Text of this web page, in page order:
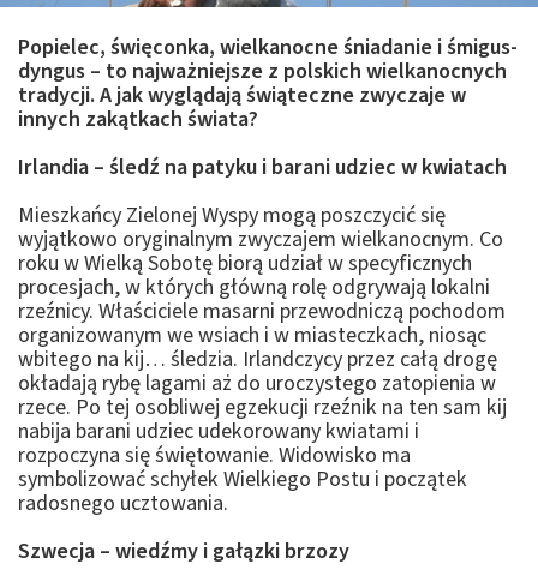
Popielec, święconka, wielkanocne śniadanie i śmigus-
dyngus – to najważniejsze z polskich wielkanocnych
tradycji. A jak wyglądają świąteczne zwyczaje w
innych zakątkach świata?
Irlandia – śledź na patyku i barani udziec w kwiatach
Mieszkańcy Zielonej Wyspy mogą poszczycić się
wyjątkowo oryginalnym zwyczajem wielkanocnym. Co
roku w Wielką Sobotę biorą udział w specyficznych
procesjach, w których główną rolę odgrywają lokalni
rzeźnicy. Właściciele masarni przewodniczą pochodom
organizowanym we wsiach i w miasteczkach, niosąc
wbitego na kij… śledzia. Irlandczycy przez całą drogę
okładają rybę lagami aż do uroczystego zatopienia w
rzece. Po tej osobliwej egzekucji rzeźnik na ten sam kij
nabija barani udziec udekorowany kwiatami i
rozpoczyna się świętowanie. Widowisko ma
symbolizować schyłek Wielkiego Postu i początek
radosnego ucztowania.
Szwecja – wiedźmy i gałązki brzozy